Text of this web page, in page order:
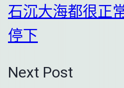
石沉大海都很正
停下
Next Post